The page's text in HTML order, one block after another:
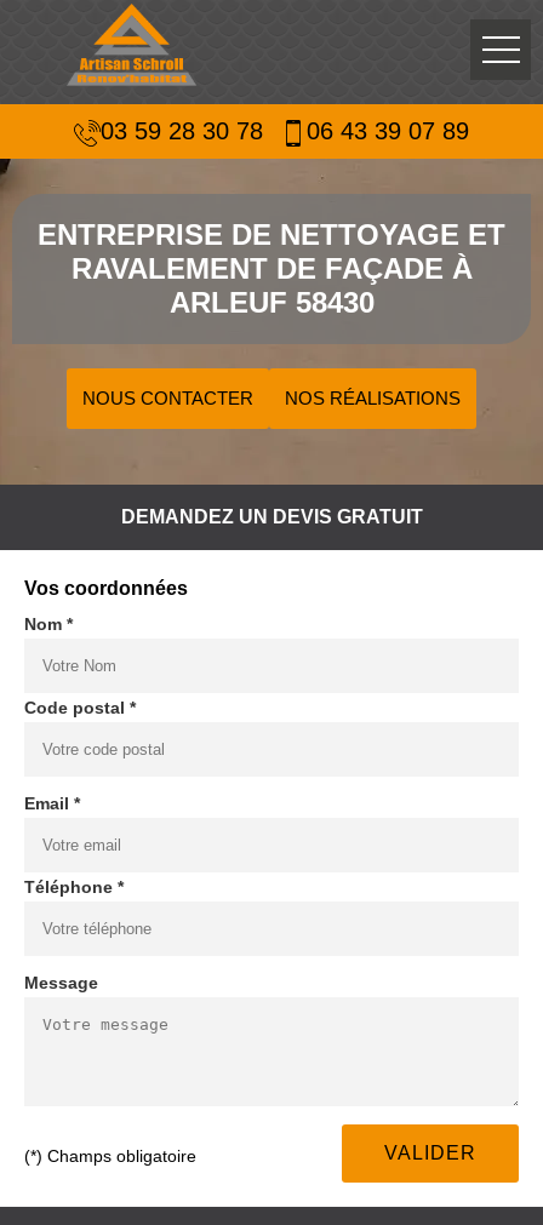
03 59 28 30 78 06 43 39 07 89
ENTREPRISE DE NETTOYAGE ET
RAVALEMENT DE FAÇADE À
ARLEUF 58430
NOUS CONTACTER NOS RÉALISATIONS
DEMANDEZ UN DEVIS GRATUIT
Vos coordonnées
Nom *
Code postal *
Email *
Téléphone *
Message
(*) Champs obligatoire